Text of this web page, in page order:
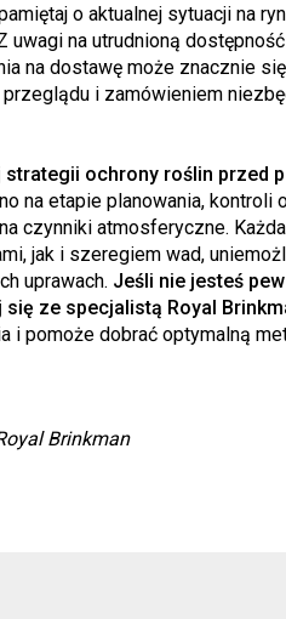
o aktualnej sytuacji na
uwagi na utrudnioną
na dostawę może znacznie
i zamówieniem
ochrony roślin przed
na etapie planowania, kontroli
czynniki atmosferyczne.
jak i szeregiem wad,
uprawach. Jeśli nie jesteś
ze specjalistą Royal
i pomoże dobrać optymalną
Brinkman